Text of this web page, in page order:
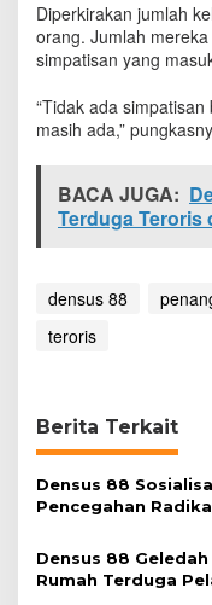
Diperkirakan jumlah
orang. Jumlah
simpatisan yang
“Tidak ada
masih ada,”
BACA JUGA:
Terduga Teroris
densus 88
teroris
Berita Terkait
Densus 88
Pencegahan
Densus 88 Geledah
Rumah Terduga